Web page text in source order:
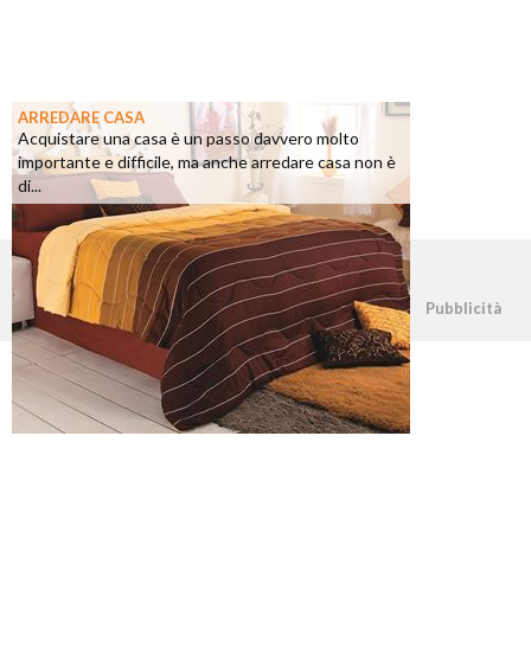
ARREDARE CASA
Acquistare una casa è un passo davvero molto
importante e difficile, ma anche arredare casa non è
di...
©2026 - casapratica.net - p.iva 03338800984 Pubblicità